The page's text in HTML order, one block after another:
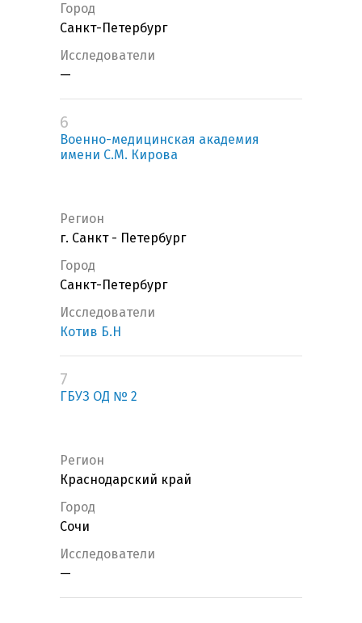
Город
Санкт-Петербург
Исследователи
—
6
Военно-медицинская академия
имени С.М. Кирова
Регион
г. Санкт - Петербург
Город
Санкт-Петербург
Исследователи
Котив Б.Н
7
ГБУЗ ОД № 2
Регион
Краснодарский край
Город
Сочи
Исследователи
—